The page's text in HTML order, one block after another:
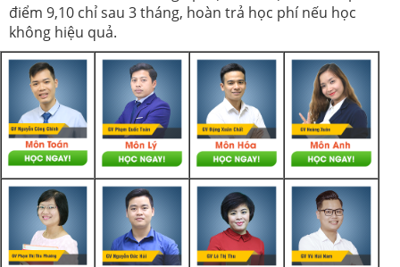
điểm 9,10 chỉ sau 3 tháng, hoàn trả học phí nếu học
không hiệu quả.